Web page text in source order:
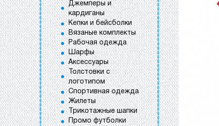
Джемперы и
кардиганы
Кепки и бейсболки
Вязаные комплекты
Рабочая одежда
Шарфы
Аксессуары
Толстовки с
логотипом
Спортивная одежда
Жилеты
Трикотажные шапки
Промо футболки